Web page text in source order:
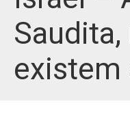
Saudita,
existem